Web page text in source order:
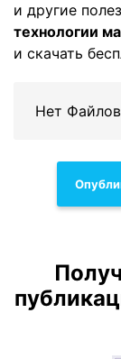
и другие
технологии
и скачать
Нет